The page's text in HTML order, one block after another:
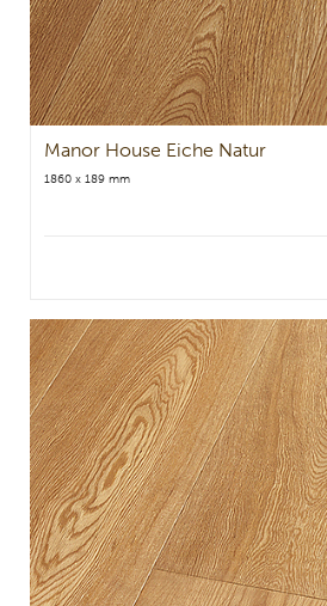
Manor House Eiche Natur
1860 x 189 mm